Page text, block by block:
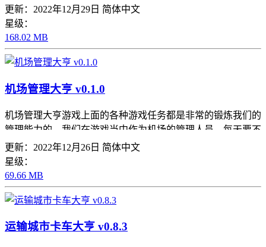
我们的整个游戏画面都是非常的不错的，只有不断的去解锁超
级多的游戏主题，这样就能够无限的去把我们自己的理发店更
好的经营起来，为客人带来更优质的服务，
更新：2022年12月29日 简体中文
星级：
168.02 MB
机场管理大亨 v0.1.0
机场管理大亨游戏上面的各种游戏任务都是非常的锻炼我们的
管理能力的，我们在游戏当中作为机场的管理人员，每天要不
断的去管理机场的大小事情，不断的把自己的管理能力的提高
上去，还有超级多的任务等着我们去不断的体验，各种有意思
的管理任务会给我们带来非常不错的游戏感受。
更新：2022年12月26日 简体中文
星级：
69.66 MB
运输城市卡车大亨 v0.8.3